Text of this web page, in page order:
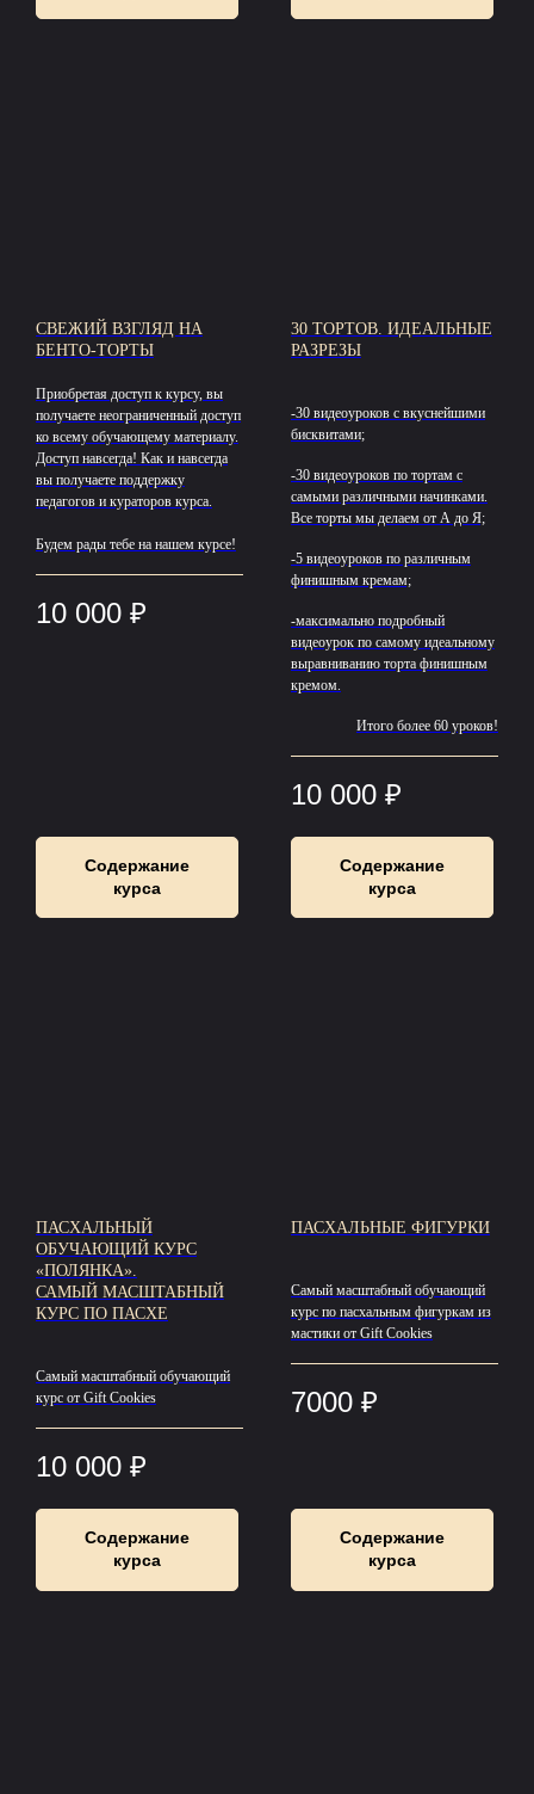
СВЕЖИЙ ВЗГЛЯД НА
БЕНТО-ТОРТЫ
Приобретая доступ к курсу, вы
получаете неограниченный доступ
ко всему обучающему материалу.
Доступ навсегда! Как и навсегда
вы получаете поддержку
педагогов и кураторов курса.
Будем рады тебе на нашем курсе!
10 000 ₽
Содержание
курса
30 ТОРТОВ. ИДЕАЛЬНЫЕ
РАЗРЕЗЫ
-30 видеоуроков с вкуснейшими
бисквитами;
-30 видеоуроков по тортам с
самыми различными начинками.
Все торты мы делаем от А до Я;
-5 видеоуроков по различным
финишным кремам;
-максимально подробный
видеоурок по самому идеальному
выравниванию торта финишным
кремом.
Итого более 60 уроков!
10 000 ₽
Содержание
курса
ПАСХАЛЬНЫЙ
ОБУЧАЮЩИЙ КУРС
«ПОЛЯНКА».
САМЫЙ МАСШТАБНЫЙ
КУРС ПО ПАСХЕ
Самый масштабный обучающий
курс от Gift Cookies
10 000 ₽
Содержание
курса
ПАСХАЛЬНЫЕ ФИГУРКИ
Самый масштабный обучающий
курс по пасхальным фигуркам из
мастики от Gift Cookies
7000 ₽
Содержание
курса